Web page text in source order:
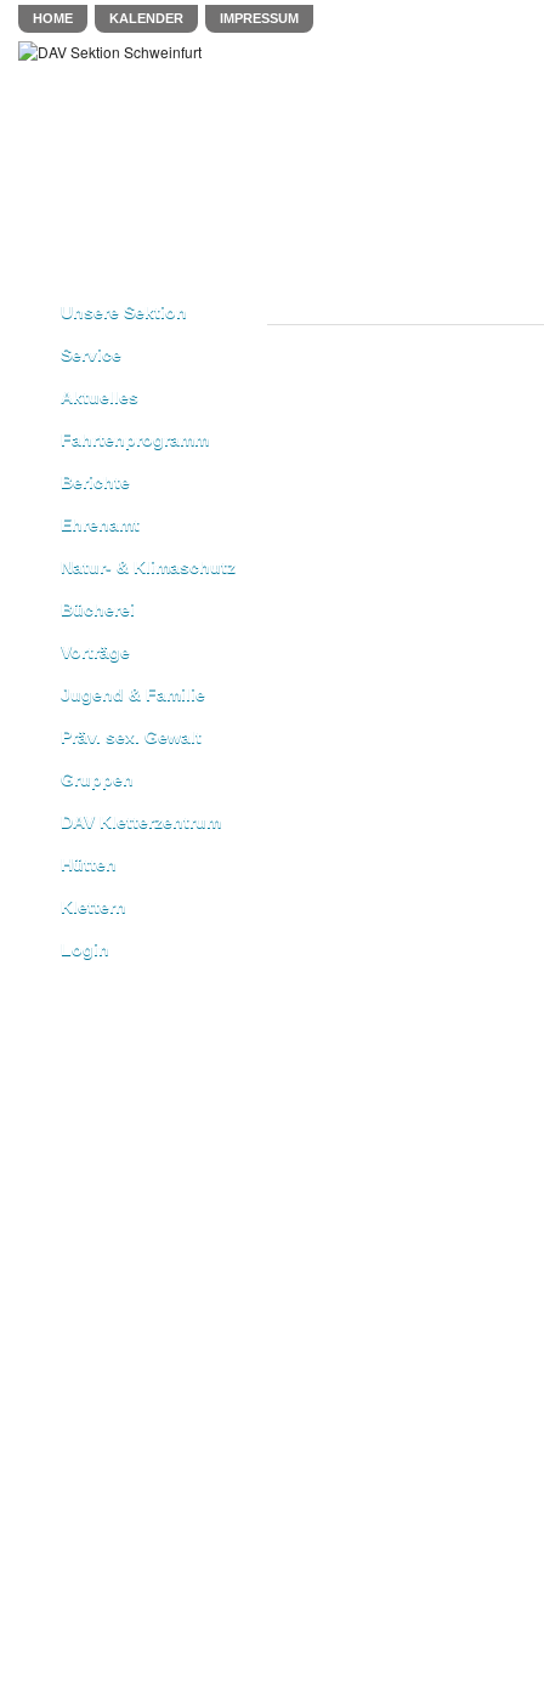
HOME KALENDER IMPRESSUM
Unsere Sektion
Service
Aktuelles
Fahrtenprogramm
Berichte
Ehrenamt
Natur- & Klimaschutz
Bücherei
Vorträge
Jugend & Familie
Präv. sex. Gewalt
Gruppen
DAV Kletterzentrum
Hütten
Klettern
Login